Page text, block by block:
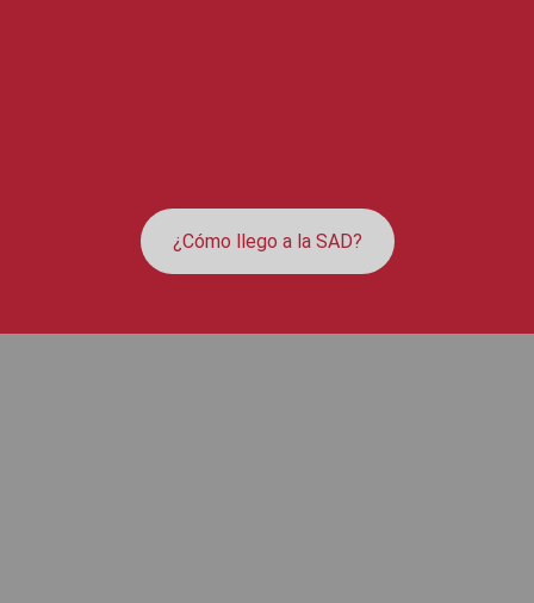
¿Cómo llego a la SAD?